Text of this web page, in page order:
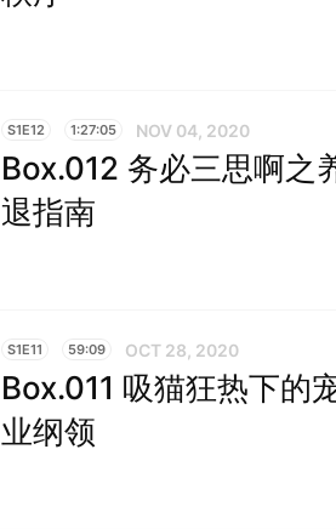
S1E12 1:27:05 NOV 04, 2020
Box.012 务必三思啊之
退指南
S1E11 59:09 OCT 28, 2020
Box.011 吸猫狂热下的
业纲领